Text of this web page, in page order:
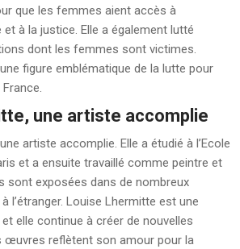
que les femmes aient accès à
et à la justice. Elle a également lutté
dont les femmes sont victimes.
figure emblématique de la lutte pour
France.
une artiste accomplie
artiste accomplie. Elle a étudié à l’Ecole
et a ensuite travaillé comme peintre et
sont exposées dans de nombreux
l’étranger. Louise Lhermitte est une
elle continue à créer de nouvelles
œuvres reflètent son amour pour la